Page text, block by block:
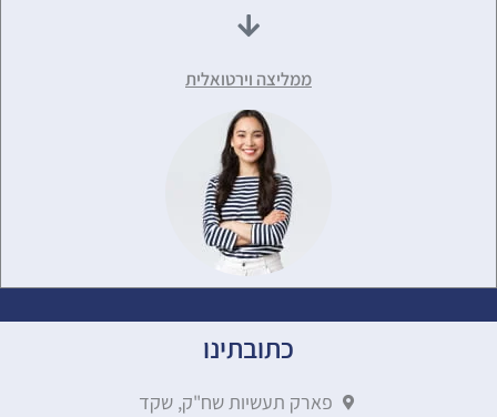
ממליצה וירטואלית
כתובתינו
פארק תעשיות שח"ק, שקד